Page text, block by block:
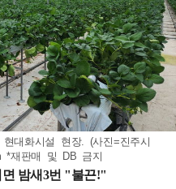
대화시설 현장. (사진=진주시
*재판매 및 DB 금지